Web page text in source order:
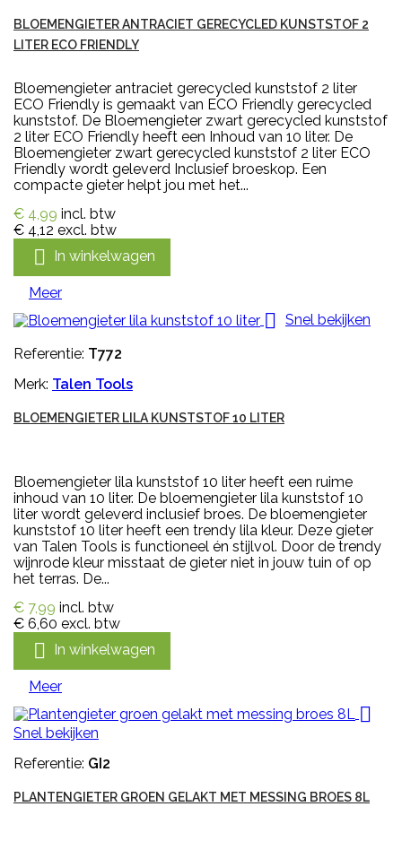
BLOEMENGIETER ANTRACIET GERECYCLED KUNSTSTOF 2
LITER ECO FRIENDLY
Bloemengieter antraciet gerecycled kunststof 2 liter
ECO Friendly is gemaakt van ECO Friendly gerecycled
kunststof. De Bloemengieter zwart gerecycled kunststof
2 liter ECO Friendly heeft een Inhoud van 10 liter. De
Bloemengieter zwart gerecycled kunststof 2 liter ECO
Friendly wordt geleverd Inclusief broeskop. Een
compacte gieter helpt jou met het...
€ 4,99 incl. btw
€ 4,12 excl. btw
 In winkelwagen
Meer
 Snel bekijken
Referentie: T772
Merk: Talen Tools
BLOEMENGIETER LILA KUNSTSTOF 10 LITER
Bloemengieter lila kunststof 10 liter heeft een ruime
inhoud van 10 liter. De bloemengieter lila kunststof 10
liter wordt geleverd inclusief broes. De bloemengieter
kunststof 10 liter heeft een trendy lila kleur. Deze gieter
van Talen Tools is functioneel én stijlvol. Door de trendy
wijnrode kleur misstaat de gieter niet in jouw tuin of op
het terras. De...
€ 7,99 incl. btw
€ 6,60 excl. btw
 In winkelwagen
Meer

Snel bekijken
Referentie: GI2
PLANTENGIETER GROEN GELAKT MET MESSING BROES 8L